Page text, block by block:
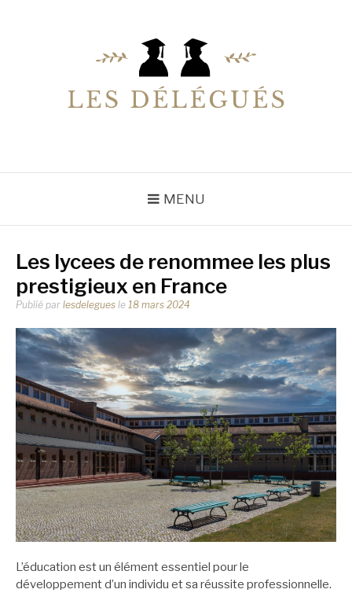
MENU
Les lycees de renommee les plus
prestigieux en France
Publié par lesdelegues le 18 mars 2024
L’éducation est un élément essentiel pour le
développement d’un individu et sa réussite professionnelle.